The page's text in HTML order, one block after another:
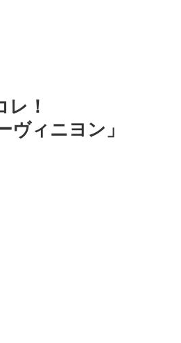
！
ヴィニヨン」